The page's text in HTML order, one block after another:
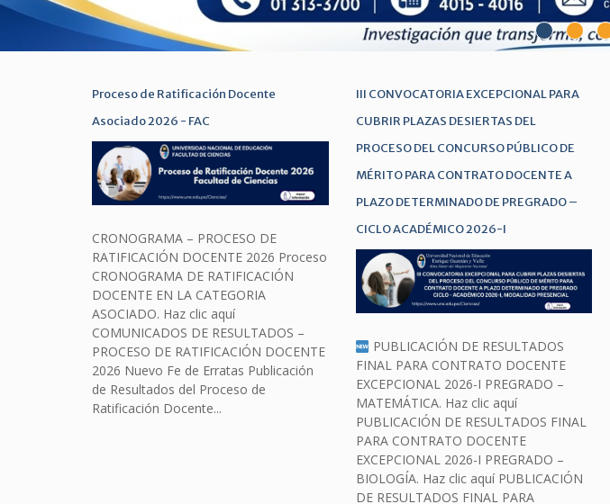
Proceso de Ratificación Docente
Asociado 2026 - FAC
CRONOGRAMA – PROCESO DE
RATIFICACIÓN DOCENTE 2026 Proceso
CRONOGRAMA DE RATIFICACIÓN
DOCENTE EN LA CATEGORIA
ASOCIADO. Haz clic aquí
COMUNICADOS DE RESULTADOS –
PROCESO DE RATIFICACIÓN DOCENTE
2026 Nuevo Fe de Erratas Publicación
de Resultados del Proceso de
Ratificación Docente...
III CONVOCATORIA EXCEPCIONAL PARA
CUBRIR PLAZAS DESIERTAS DEL
PROCESO DEL CONCURSO PÚBLICO DE
MÉRITO PARA CONTRATO DOCENTE A
PLAZO DETERMINADO DE PREGRADO –
CICLO ACADÉMICO 2026-I
PUBLICACIÓN DE RESULTADOS
FINAL PARA CONTRATO DOCENTE
EXCEPCIONAL 2026-I PREGRADO –
MATEMÁTICA. Haz clic aquí
PUBLICACIÓN DE RESULTADOS FINAL
PARA CONTRATO DOCENTE
EXCEPCIONAL 2026-I PREGRADO –
BIOLOGÍA. Haz clic aquí PUBLICACIÓN
DE RESULTADOS FINAL PARA